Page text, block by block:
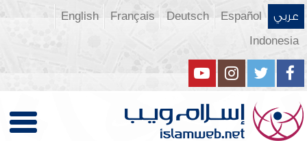
عربي Español
Deutsch
Français
English
Indonesia